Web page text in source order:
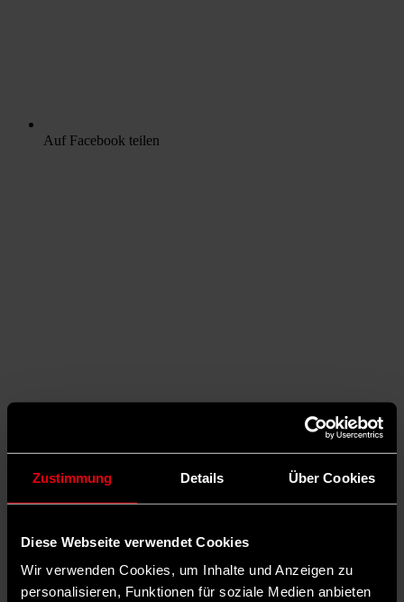
Zustimmung Details Über Cookies
Diese Webseite verwendet Cookies
Wir verwenden Cookies, um Inhalte und Anzeigen zu
personalisieren, Funktionen für soziale Medien anbieten
Auf Facebook teilen